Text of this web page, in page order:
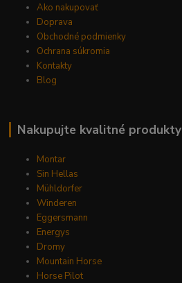
Ako nakupovať
Doprava
Obchodné podmienky
Ochrana súkromia
Kontakty
Blog
Nakupujte kvalitné produkty
Montar
Sin Hellas
Mühldorfer
Winderen
Eggersmann
Energys
Dromy
Mountain Horse
Horse Pilot